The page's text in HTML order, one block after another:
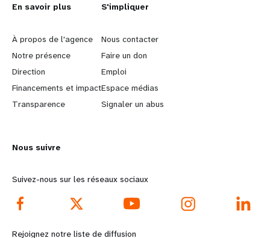
L
e
a
r
n
o
r
e
f
En savoir plus
À propos de l'agence
Notre présence
Direction
Financements et impact
Transparence
G
o
b
e
y
d
o
S'impliquer
Nous contacter
Faire un don
Emploi
Espace médias
Signaler un abus
Nous suivre
Suivez-nous sur les réseaux sociaux
Rejoignez notre liste de diffusion